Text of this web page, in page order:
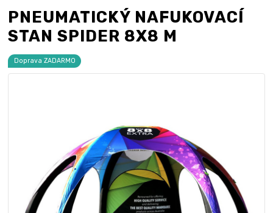
PNEUMATICKÝ NAFUKOVACÍ
STAN SPIDER 8X8 M
Doprava ZADARMO